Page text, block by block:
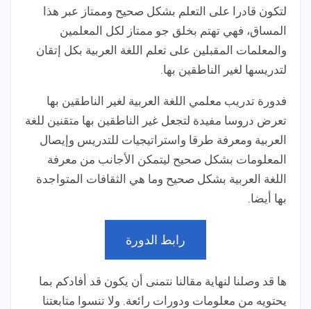
لتكون قادرا على التعلم بشكل صحيح وممتاز عبر هذا
المساق، فهي تهتم بخلق جو ممتاز لكل المعلمين
والمعلمات المقبلين على تعلم اللغة العربية بكل إتقان
لتدريسها لغير الناطقين بها.
فدورة تدريب معلمي اللغة العربية لغير الناطقين بها
تعرض دروسا مفيدة لتجعل غير الناطقين بها متقنين للغة
العربية ومعرفة طرقا واستراتيجيات للتدريس وإيصال
المعلومات بشكل صحيح ليتمكن الأجانب من معرفة
اللغة العربية بشكل صحيح وما هي الثقافات المتواجدة
بها أيضا.
رابط الدورة
ها قد وصلنا لنهاية مقالنا نتمنى أن يكون قد أفادكم بما
يحتويه من معلومات ودورات رائعة. ولا تنسوا متابعتنا